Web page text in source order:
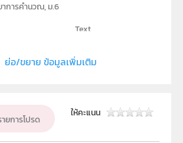
การคำนวณ, ม.6
Text
ารสอนวิทยาศาสตร์และเทคโนโลยี (สสวท.)
ย่อ/ขยาย ข้อมูลเพิ่มเติม
ายการโปรด
ให้คะแนน